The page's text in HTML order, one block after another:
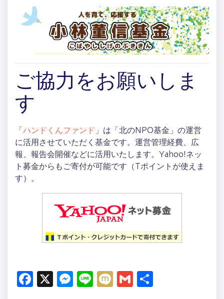
ご協力をお願いしま
す
「ハンドくんファンド」は「北のNPO基金」の運営
に活用させていただく基金です。運営管理経費、広
報、報告会開催などに活用いたします。Yahoo!ネッ
ト募金からもご寄付が可能です（Tポイントが使えま
す）。
Facebook
X Messenger
LineMixiGmail